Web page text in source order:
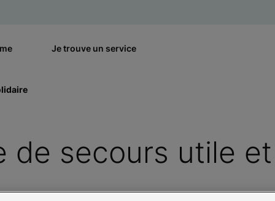
Je trouve un service
de secours utile